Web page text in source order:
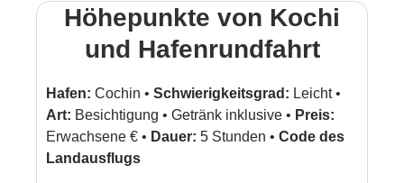
Höhepunkte von Kochi
und Hafenrundfahrt
Hafen: Cochin •Schwierigkeitsgrad: Leicht •
Art: Besichtigung • Getränk inklusive • Preis:
Erwachsene € • Dauer: 5 Stunden •Code des
Landausflugs